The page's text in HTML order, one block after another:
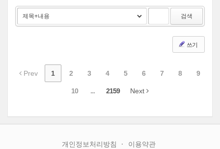
검색
쓰기
Prev 1 2 3 4 5 6 7 8 9
10 ... 2159 Next
개인정보처리방침
이용약관